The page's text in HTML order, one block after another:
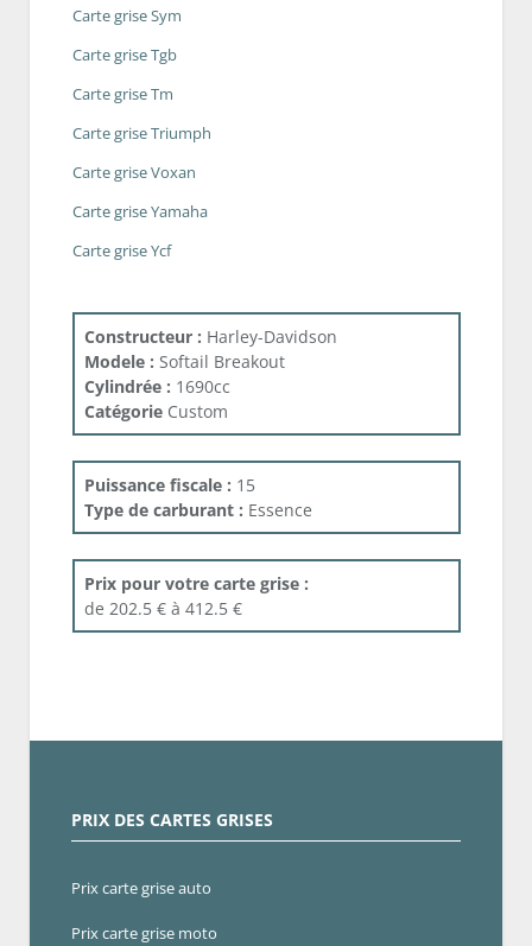
Carte grise Sym
Carte grise Tgb
Carte grise Tm
Carte grise Triumph
Carte grise Voxan
Carte grise Yamaha
Carte grise Ycf
Constructeur : Harley-Davidson
Modele : Softail Breakout
Cylindrée : 1690cc
Catégorie Custom
Puissance fiscale : 15
Type de carburant : Essence
Prix pour votre carte grise :
de 202.5 € à 412.5 €
PRIX DES CARTES GRISES
Prix carte grise auto
Prix carte grise moto